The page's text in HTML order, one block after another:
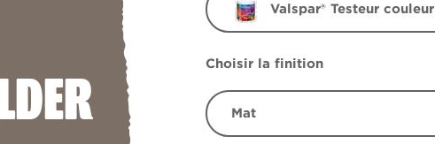
Valspar® Testeur couleur
Choisir la finition
Mat